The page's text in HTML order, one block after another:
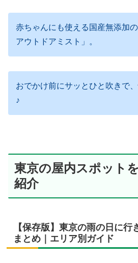
赤ちゃんにも使える国産無添加
アウトドアミスト」。
おでかけ前にサッとひと吹きで
♪
東京の屋内スポット
紹介
【保存版】東京の雨の日に行
まとめ｜エリア別ガイド